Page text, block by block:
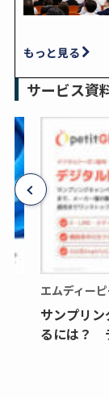
もっと見る
サービス資
エムディー
サンプリ
るには？